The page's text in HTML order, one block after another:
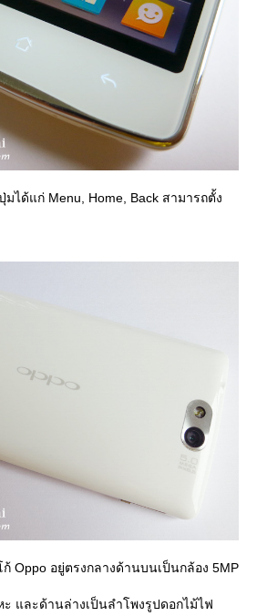
ได้แก่ Menu, Home, Back สามารถตั้ง
Oppo อยู่ตรงกลางด้านบนเป็นกล้อง 5MP
และด้านล่างเป็นลำโพงรูปดอกไม้ไฟ